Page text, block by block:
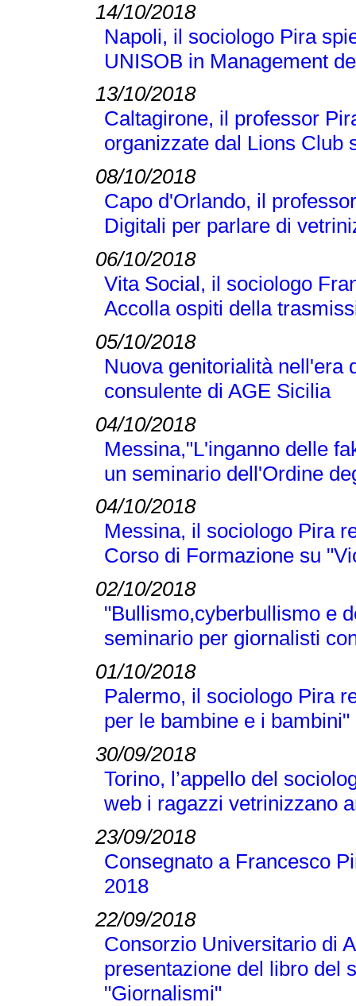
14/10/2018
Napoli, il sociologo Pira
UNISOB in Management
13/10/2018
Caltagirone, il professor
organizzate dal Lions Club
08/10/2018
Capo d'Orlando, il
Digitali per parlare di
06/10/2018
Vita Social, il sociologo
Accolla ospiti della
05/10/2018
Nuova genitorialità nell'era
consulente di AGE Sicilia
04/10/2018
Messina,"L'inganno delle
un seminario dell'Ordine
04/10/2018
Messina, il sociologo Pira
Corso di Formazione su
02/10/2018
"Bullismo,cyberbullismo e
seminario per giornalisti
01/10/2018
Palermo, il sociologo Pira
per le bambine e i bambini"
30/09/2018
Torino, l’appello del
web i ragazzi vetrinizzano
23/09/2018
Consegnato a Francesco
2018
22/09/2018
Consorzio Universitario di
presentazione del libro del
"Giornalismi"